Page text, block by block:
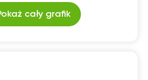
cały grafik